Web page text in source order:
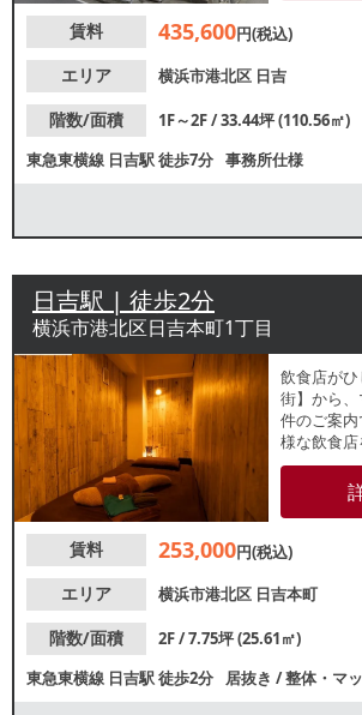
ください。
賃料 435,600円(税込)
エリア
横浜市港北区 日吉
階数/面積
1F～2F / 33.44坪 (110.56㎡)
東急東横線 日吉駅徒歩7分 事務所仕様
日吉駅 | 徒歩2分
横浜市港北区日吉本町1丁目
飲食店が
街】から
件のご案
様な飲食
連ねるメ
待できる
出店もご
賃料 253,000円(税込)
エリア
横浜市港北区 日吉本町
階数/面積
2F / 7.75坪 (25.61㎡)
東急東横線 日吉駅徒歩2分 居抜き /整体・マ